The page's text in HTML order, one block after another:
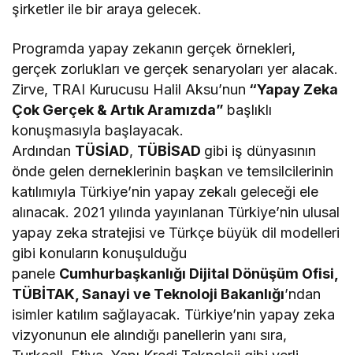
şirketler ile bir araya gelecek.
Programda yapay zekanın gerçek örnekleri,
gerçek zorlukları ve gerçek senaryoları yer alacak.
Zirve, TRAI Kurucusu Halil Aksu’nun “Yapay Zeka
Çok Gerçek & Artık Aramızda” başlıklı
konuşmasıyla başlayacak.
Ardından TÜSİAD, TÜBİSAD gibi iş dünyasının
önde gelen derneklerinin başkan ve temsilcilerinin
katılımıyla Türkiye’nin yapay zekalı geleceği ele
alınacak. 2021 yılında yayınlanan Türkiye’nin ulusal
yapay zeka stratejisi ve Türkçe büyük dil modelleri
gibi konuların konuşulduğu
panele Cumhurbaşkanlığı Dijital Dönüşüm Ofisi,
TÜBİTAK, Sanayi ve Teknoloji Bakanlığı’ndan
isimler katılım sağlayacak. Türkiye’nin yapay zeka
vizyonunun ele alındığı panellerin yanı sıra,